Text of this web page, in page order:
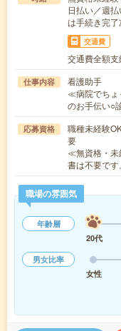
日払い／週
は手続き完了
交通費
交通費全額
仕事内容
看護助手
≪病院でちょ
のお手伝い○
応募資格
職種未経験
要
≪無資格・
書は不要で
職場の雰囲気
年齢層
20代
男女比率
女性